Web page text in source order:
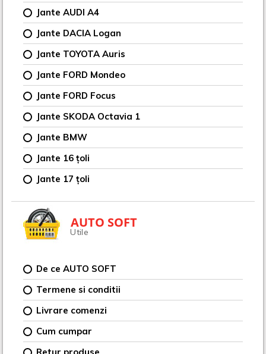
Jante AUDI A4
Jante DACIA Logan
Jante TOYOTA Auris
Jante FORD Mondeo
Jante FORD Focus
Jante SKODA Octavia 1
Jante BMW
Jante 16 țoli
Jante 17 țoli
AUTO SOFT
Utile
De ce AUTO SOFT
Termene si conditii
Livrare comenzi
Cum cumpar